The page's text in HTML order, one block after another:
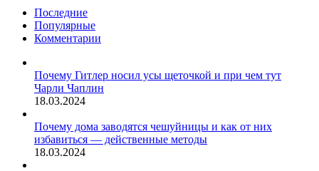
самые
надежные
мужчины
Последние
Популярные
Комментарии
Почему Гитлер носил усы щеточкой и при чем тут
Чарли Чаплин
18.03.2024
Почему дома заводятся чешуйницы и как от них
избавиться — действенные методы
18.03.2024